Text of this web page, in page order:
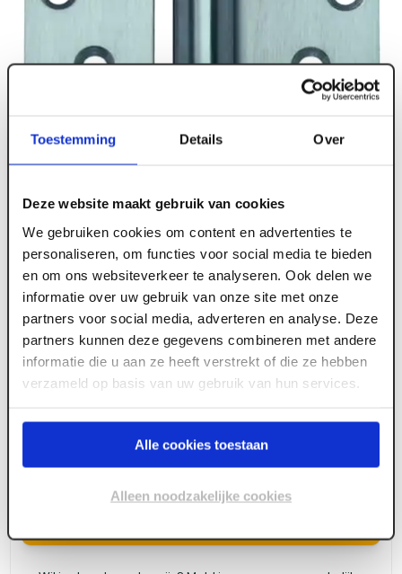
Toestemming Details Over
Deze website maakt gebruik van cookies
We gebruiken cookies om content en advertenties te
personaliseren, om functies voor social media te bieden
en om ons websiteverkeer te analyseren. Ook delen we
informatie over uw gebruik van onze site met onze
partners voor social media, adverteren en analyse. Deze
partners kunnen deze gegevens combineren met andere
informatie die u aan ze heeft verstrekt of die ze hebben
verzameld op basis van uw gebruik van hun services.
Alle cookies toestaan
Alleen noodzakelijke cookies
ART003139
Kogelpaumelle hamb gegalv rnd 89 x 127 x 3
mm
Meld je aan of maak een account aan om toegang
te krijgen tot de prijzen.